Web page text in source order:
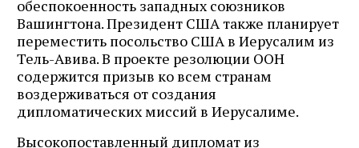
обеспокоенность западных союзников
Вашингтона. Президент США также планирует
переместить посольство США в Иерусалим из
Тель-Авива. В проекте резолюции ООН
содержится призыв ко всем странам
воздерживаться от создания
дипломатических миссий в Иерусалиме.
Высокопоставленный дипломат из